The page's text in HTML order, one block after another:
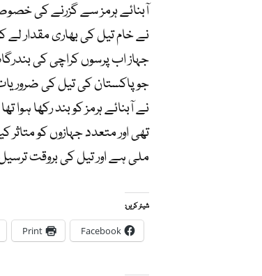
آبنائے ہرمز سے گزرنے کی
نے خام تیل کی بھاری مقدار لے
جو پاکستان کی تیل کی
نے آبنائے ہرمز کو بند رکھا
تھی اور متعدد جہازوں کو
ملی ہے اور تیل کی بروقت
شیئر کریں:
Facebook
Print